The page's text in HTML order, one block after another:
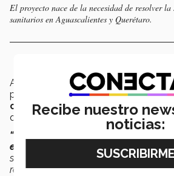
El proyecto nace de la necesidad de resolver
sanitarios en Aguascalientes y Querétaro.
A través de este proyecto, los
puente para quelas personas
conciencia en el manejo de la
que sea un beneficio para las
“Lo preocupante es que no existen
este tipo de servicios. A las
sumarse a este tipo de iniciativas de
residuos”,recalcó Tomás.
Recibe nuestro
noticias: